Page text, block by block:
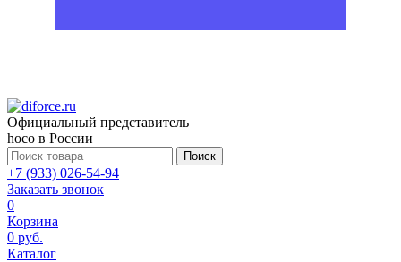
Официальный представитель
hoco в России
Поиск
+7 (933) 026-54-94
Заказать звонок
0
Корзина
0 руб.
Каталог